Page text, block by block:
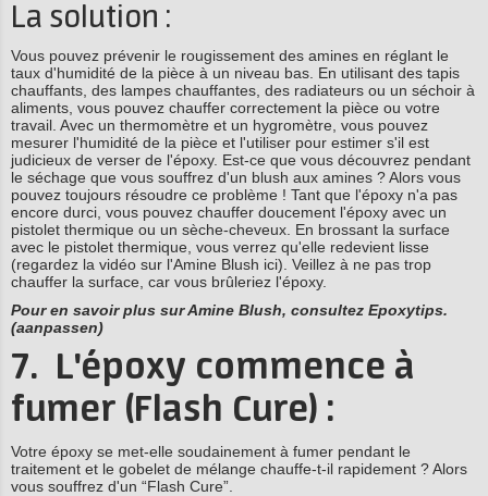
La solution :
Vous pouvez prévenir le rougissement des amines en réglant le
taux d'humidité de la pièce à un niveau bas. En utilisant des tapis
chauffants, des lampes chauffantes, des radiateurs ou un séchoir à
aliments, vous pouvez chauffer correctement la pièce ou votre
travail. Avec un thermomètre et un hygromètre, vous pouvez
mesurer l'humidité de la pièce et l'utiliser pour estimer s'il est
judicieux de verser de l'époxy. Est-ce que vous découvrez pendant
le séchage que vous souffrez d'un blush aux amines ? Alors vous
pouvez toujours résoudre ce problème ! Tant que l'époxy n'a pas
encore durci, vous pouvez chauffer doucement l'époxy avec un
pistolet thermique ou un sèche-cheveux. En brossant la surface
avec le pistolet thermique, vous verrez qu'elle redevient lisse
(regardez la vidéo sur l'Amine Blush ici). Veillez à ne pas trop
chauffer la surface, car vous brûleriez l'époxy.
Pour en savoir plus sur Amine Blush, consultez Epoxytips.
(aanpassen)
7. L'époxy commence à
fumer (Flash Cure) :
Votre époxy se met-elle soudainement à fumer pendant le
traitement et le gobelet de mélange chauffe-t-il rapidement ? Alors
vous souffrez d'un “Flash Cure”.